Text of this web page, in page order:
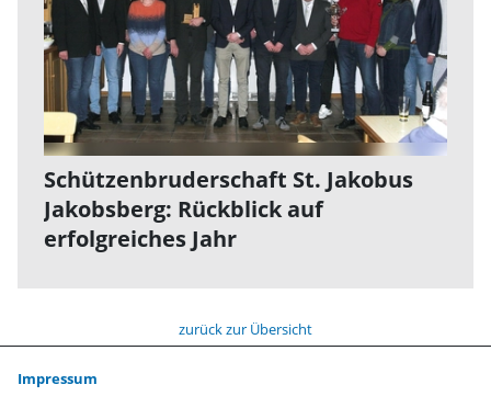
Schützenbruderschaft St. Jakobus
Jakobsberg: Rückblick auf
erfolgreiches Jahr
zurück zur Übersicht
Impressum